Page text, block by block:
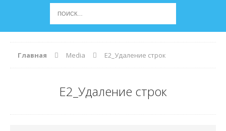
Главная Media Е2_Удаление строк
Е2_Удаление строк